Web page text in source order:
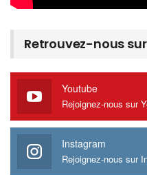
Retrouvez-nous
Youtube
Rejoignez-nous sur
Instagram
Rejoignez-nous sur